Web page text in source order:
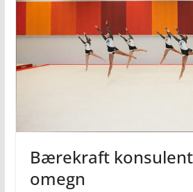
Bærekraft
omegn